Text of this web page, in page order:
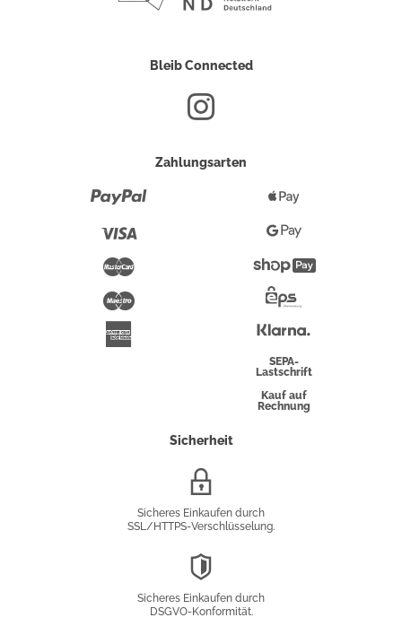
Bleib Connected
Zahlungsarten
Maestro
Pay
Google
PayShopify
Überweisung
SEPA-
Lastschrift
Kauf auf
Rechnung
Sicherheit
Sicheres Einkaufen durch
SSL/HTTPS-Verschlüsselung.
Sicheres Einkaufen durch
DSGVO-Konformität.